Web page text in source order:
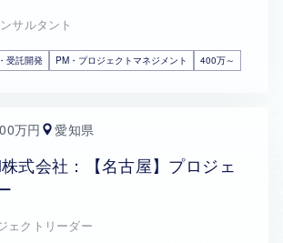
サルタント
受託開発 PM・プロジェクトマネジメント 400万～
万円 愛知県
式会社：【名古屋】プロジェ
ェクトリーダー